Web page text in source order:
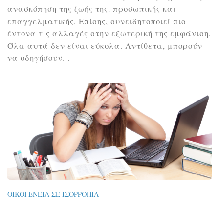
ανασκόπηση της ζωής της, προσωπικής και
επαγγελματικής. Επίσης, συνειδητοποιεί πιο
έντονα τις αλλαγές στην εξωτερική της εμφάνιση.
Όλα αυτά δεν είναι εύκολα. Αντίθετα, μπορούν
να οδηγήσουν...
ΟΙΚΟΓΈΝΕΙΑ ΣΕ ΙΣΟΡΡΟΠΊΑ